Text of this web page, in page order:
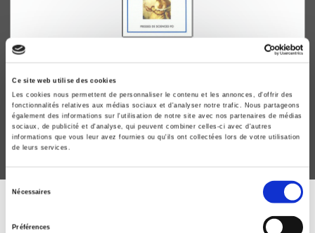
Ce site web utilise des cookies
Les cookies nous permettent de personnaliser le contenu et les annonces, d'offrir des
fonctionnalités relatives aux médias sociaux et d'analyser notre trafic. Nous partageons
également des informations sur l'utilisation de notre site avec nos partenaires de médias
sociaux, de publicité et d'analyse, qui peuvent combiner celles-ci avec d'autres
informations que vous leur avez fournies ou qu'ils ont collectées lors de votre utilisation
de leurs services.
Sélection
Nécessaires
Préférences
L'Europe élargie
Enjeux économiques
Marie-Luise Herschtel
ABONNEZ-VOUS À NOS